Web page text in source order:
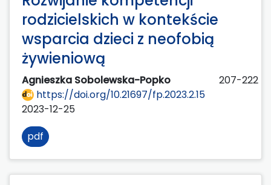
rodzicielskich w kontekście
wsparcia dzieci z neofobią
żywieniową
Agnieszka Sobolewska-Popko
207-222
https://doi.org/10.21697/fp.2023.2.15
2023-12-25
pdf